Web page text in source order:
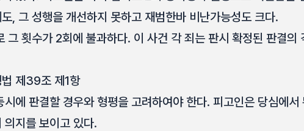
, 그 성행을 개선하지 못하고 재범한바 비난가능성도 크다.
그 횟수가 2회에 불과하다. 이 사건 각 죄는 판시 확정된 판결의
제39조 제1항
에 판결할 경우와 형평을 고려하여야 한다. 피고인은 당심에서
의지를 보이고 있다.